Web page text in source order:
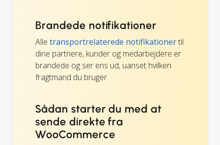
Brandede notifikationer
Alle transportrelaterede notifikationertil
dine partnere, kunder og medarbejdere er
brandede og ser ens ud, uanset hvilken
fragtmand du bruger.
Sådan starter du med at
sende direkte fra
WooCommerce